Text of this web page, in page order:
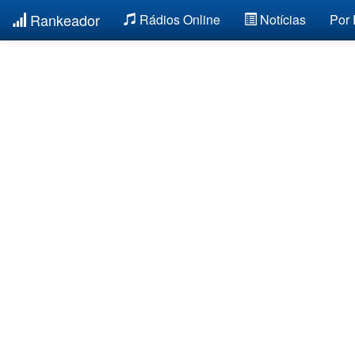
Rankeador Rádios Online Notícias Por